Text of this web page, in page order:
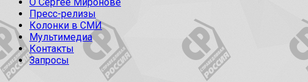
Пресс-релизы
Колонки в СМИ
Мультимедиа
Контакты
Запросы